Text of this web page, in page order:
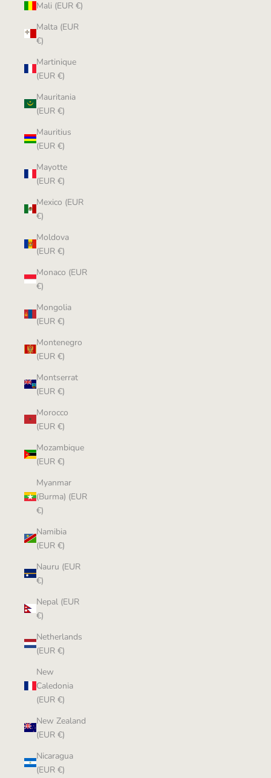
Mali (EUR €)
Malta (EUR
€)
Martinique
(EUR €)
Mauritania
(EUR €)
Mauritius
(EUR €)
Mayotte
(EUR €)
Mexico (EUR
€)
Moldova
(EUR €)
Monaco (EUR
€)
Mongolia
(EUR €)
Montenegro
(EUR €)
Montserrat
(EUR €)
Morocco
(EUR €)
Mozambique
(EUR €)
Myanmar
(Burma) (EUR
€)
Namibia
(EUR €)
Nauru (EUR
€)
Nepal (EUR
€)
Netherlands
(EUR €)
New
Caledonia
(EUR €)
New Zealand
(EUR €)
Nicaragua
(EUR €)